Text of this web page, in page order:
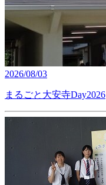
2026/08/03
まるごと大安寺Day2026